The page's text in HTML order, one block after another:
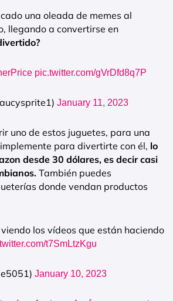
una oleada de memes al
llegando a convertirse en
pic.twitter.com/gVrDfd8q7P
January 11, 2023
uno de estos juguetes, para una
para divertirte con él, lo
desde 30 dólares, es decir casi
También puedes
donde vendan productos
los vídeos que están haciendo
t7SmLtzKgu
January 10, 2023